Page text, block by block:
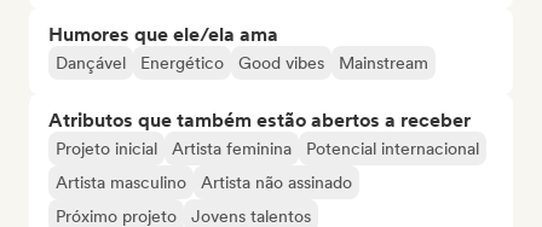
Humores que ele/ela ama
Dançável Energético Good vibes Mainstream
Atributos que também estão abertos a receber
Projeto inicial Artista feminina
Potencial internacional
Artista masculino
Artista não assinado
Próximo projeto
Jovens talentos